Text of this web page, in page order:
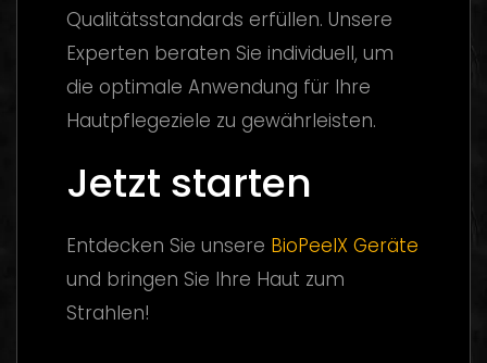
Qualitätsstandards erfüllen. Unsere
Experten beraten Sie individuell, um
die optimale Anwendung für Ihre
Hautpflegeziele zu gewährleisten.
Jetzt starten
Entdecken Sie unsere BioPeelX Geräte
und bringen Sie Ihre Haut zum
Strahlen!